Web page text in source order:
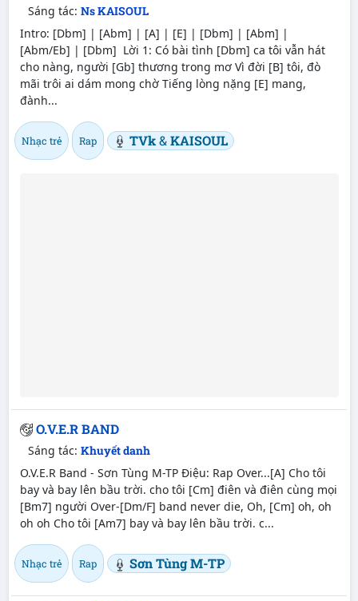
Sáng tác: Ns KAISOUL
Intro: [Dbm] | [Abm] | [A] | [E] | [Dbm] | [Abm] |
[Abm/Eb] | [Dbm] Lời 1: Có bài tình [Dbm] ca tôi vẫn hát
cho nàng, người [Gb] thương trong mơ Vì đời [B] tôi, đò
mãi trôi ai dám mong chờ Tiếng lòng nặng [E] mang,
đành...
Nhạc trẻ Rap TVk&KAISOUL
O.V.E.R BAND
Sáng tác: Khuyết danh
O.V.E.R Band - Sơn Tùng M-TP Điệu: Rap Over...[A] Cho tôi
bay và bay lên bầu trời. cho tôi [Cm] điên và điên cùng mọi
[Bm7] người Over-[Dm/F] band never die, Oh, [Cm] oh, oh
oh oh Cho tôi [Am7] bay và bay lên bầu trời. c...
Nhạc trẻ Rap Sơn Tùng M-TP